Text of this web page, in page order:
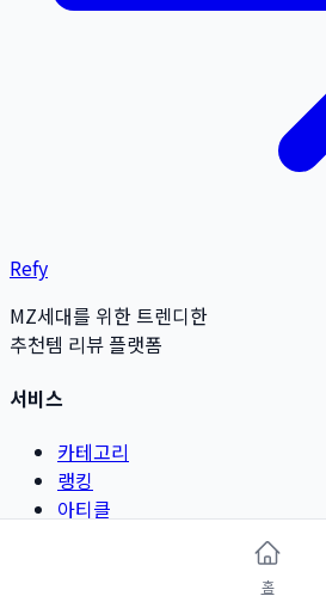
Refy
MZ세대를 위한 트렌디한
추천템 리뷰 플랫폼
서비스
카테고리
랭킹
아티클
홈